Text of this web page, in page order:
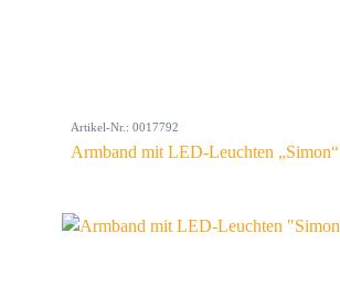
Artikel-Nr.: 0017792
Armband mit LED-Leuchten „Simon“